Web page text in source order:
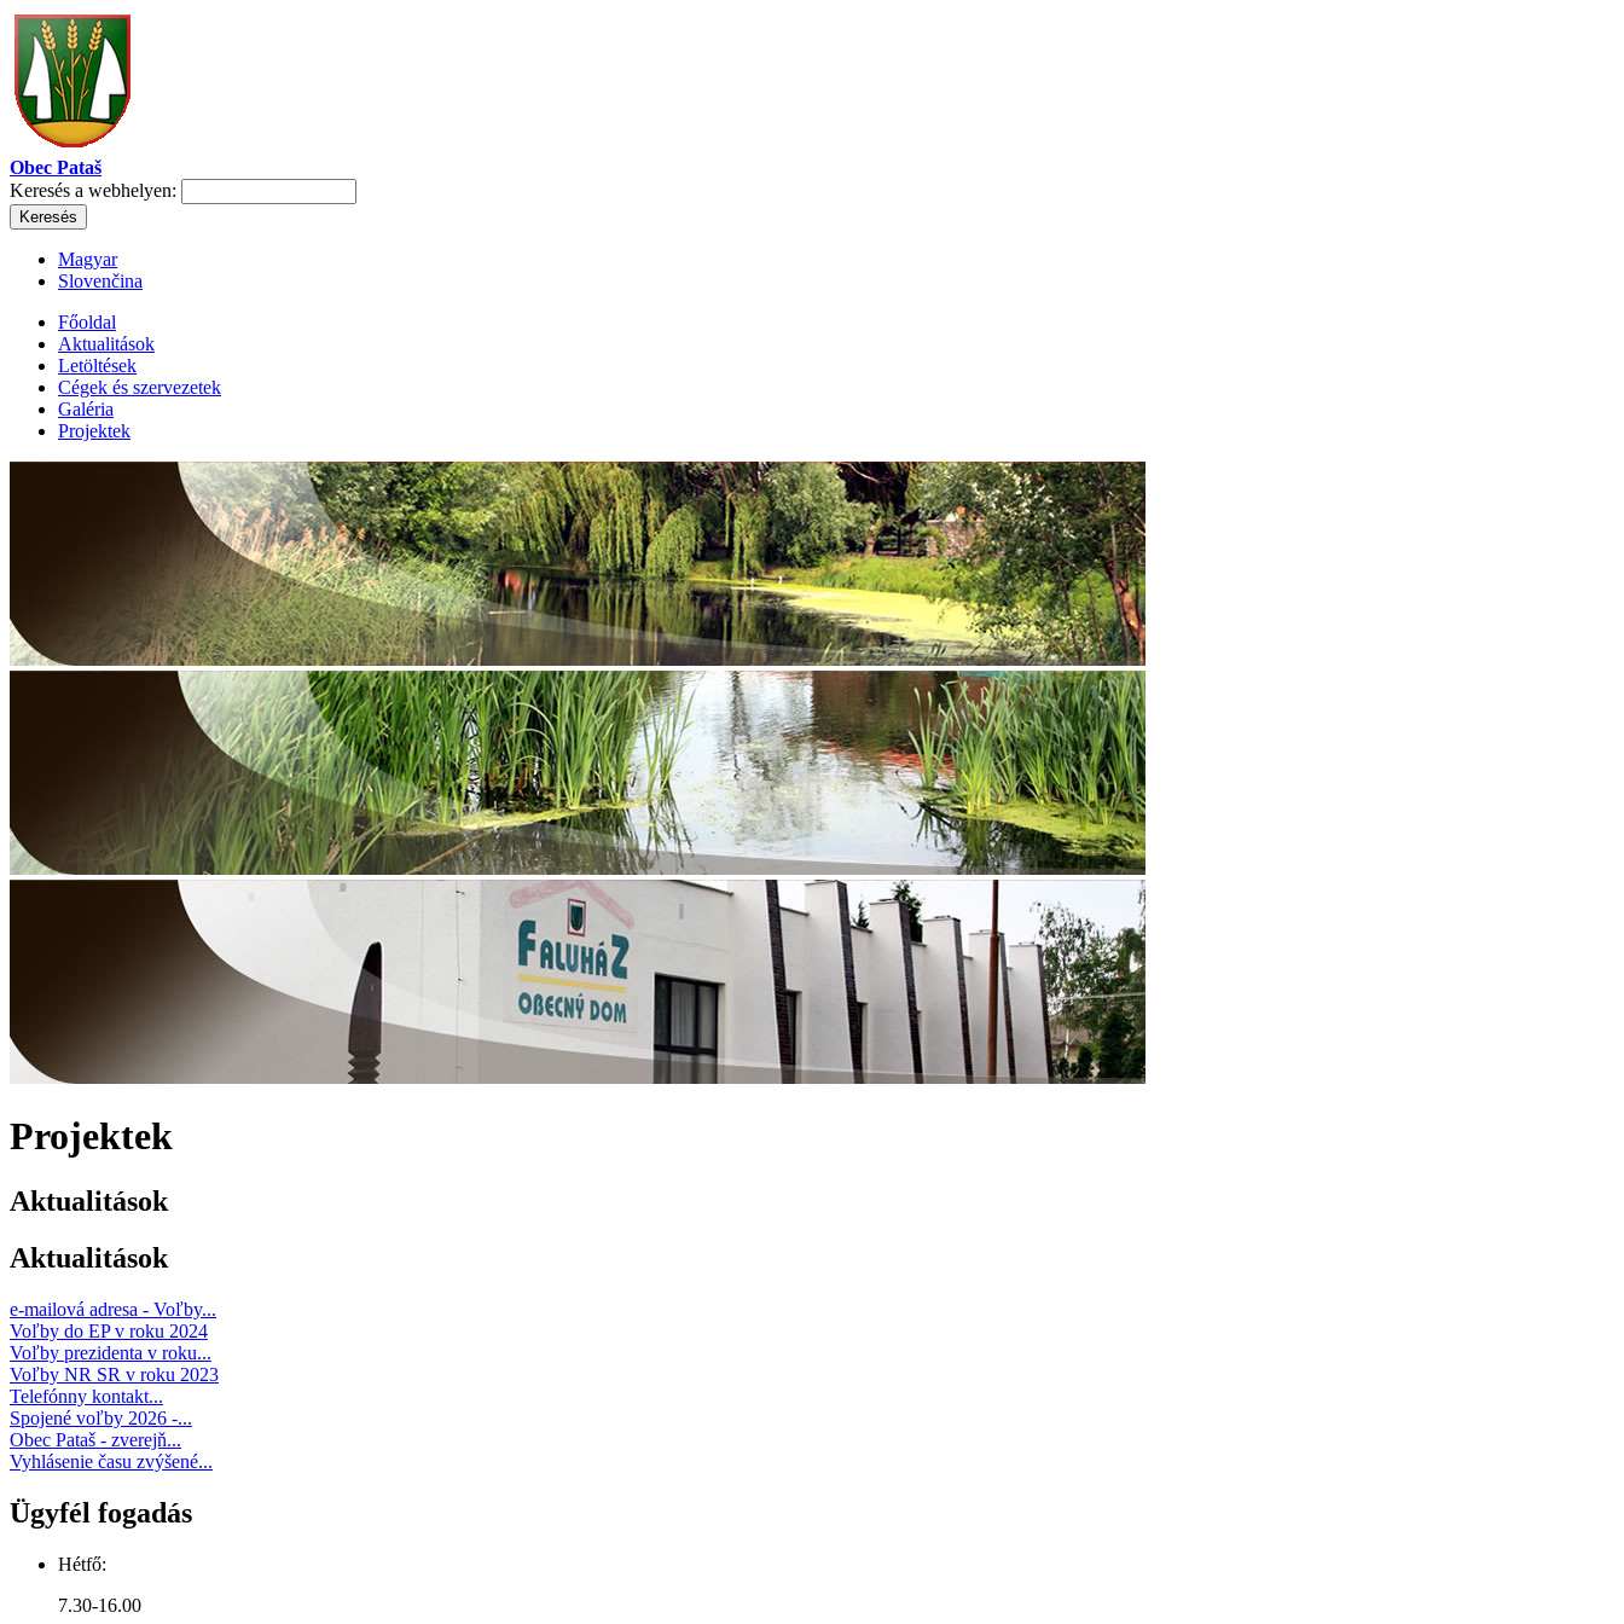
Obec Pataš
Keresés a webhelyen:
Magyar
Slovenčina
Főoldal
Aktualitások
Letöltések
Cégek és szervezetek
Galéria
Projektek
Projektek
Aktualitások
Aktualitások
e-mailová adresa - Voľby...
Voľby do EP v roku 2024
Voľby prezidenta v roku...
Voľby NR SR v roku 2023
Telefónny kontakt...
Spojené voľby 2026 -...
Obec Pataš - zverejň...
Vyhlásenie času zvýšené...
Ügyfél fogadás
Hétfő:
7.30-16.00